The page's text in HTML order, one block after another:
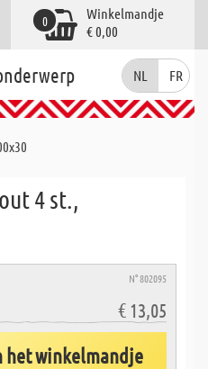
Winkelmandje
€ 0,00
0
NL FR
4 st.,
N° 802095
€ 13,05
het winkelmandje